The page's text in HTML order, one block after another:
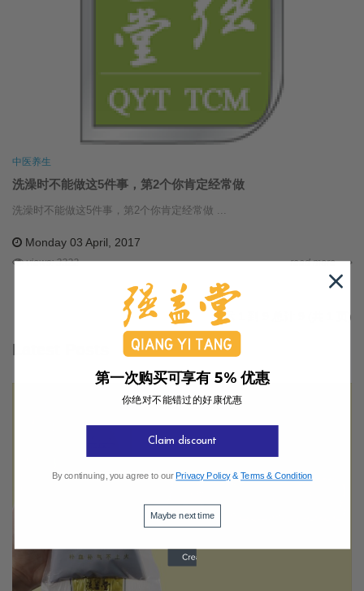
中医养生
洗澡时不能做这5件事，第2个你肯定经常做
洗澡时不能做这5件事，第2个你肯定经常做 ...
Monday 03 April, 2017
views: 3322 read more ⟶
显示 1 到 9 总计 9 (共 1 页)
Latest Posts
第一次购买可享有 5% 优惠
你绝对不能错过的好康优惠
Claim discount
By continuing, you agree to our Privacy Policy&Terms & Condition
Maybe next time